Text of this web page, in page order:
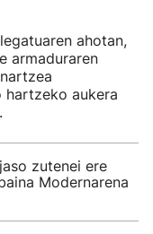
ahotan,
armaduraren
aukera
zutenei ere
Modernarena